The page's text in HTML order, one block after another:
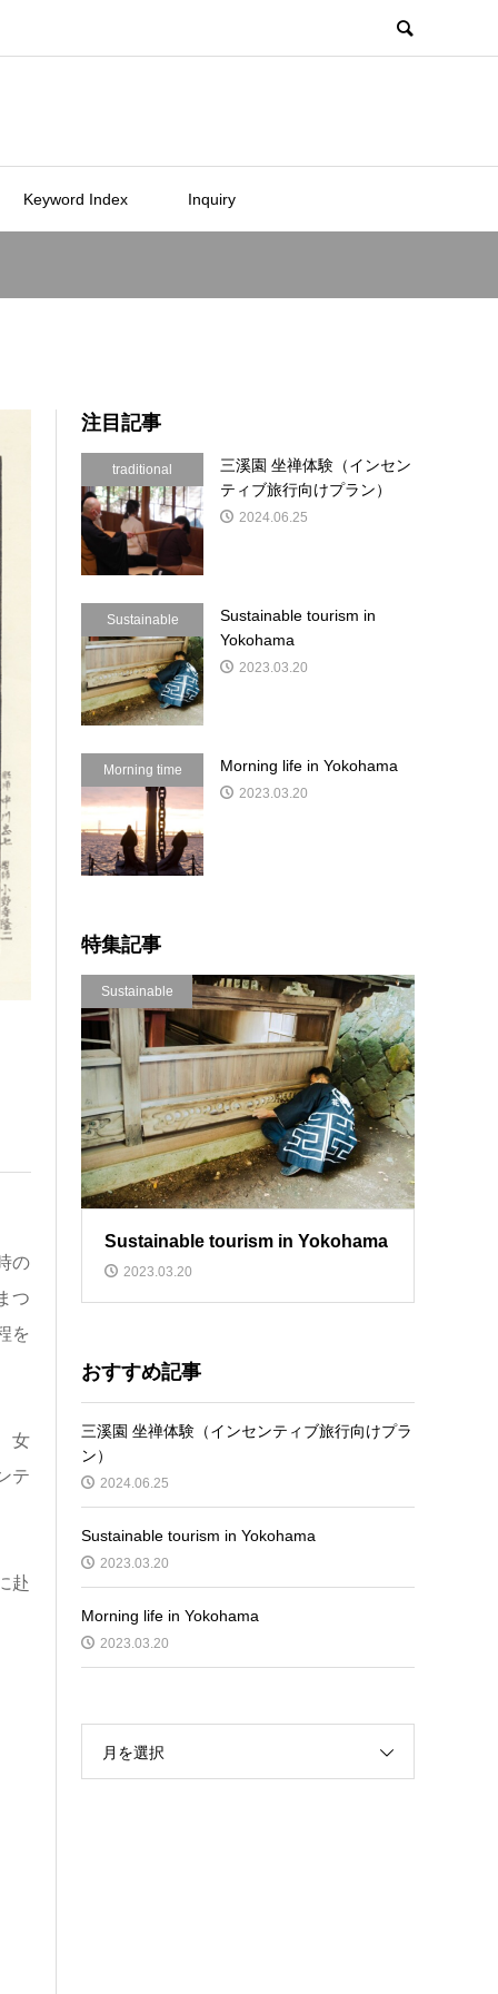
Keyword Index Inquiry
の
つ
を
女
テ
赴
注目記事
traditional
三溪園 坐禅体験（インセン
ティブ旅行向けプラン）
2024.06.25
Sustainable
Sustainable tourism in
Yokohama
2023.03.20
Morning time Morning life in Yokohama
2023.03.20
特集記事
Sustainable
Sustainable tourism in Yokohama
2023.03.20
おすすめ記事
三溪園 坐禅体験（インセンティブ旅行向けプラ
ン）
2024.06.25
Sustainable tourism in Yokohama
2023.03.20
Morning life in Yokohama
2023.03.20
月を選択